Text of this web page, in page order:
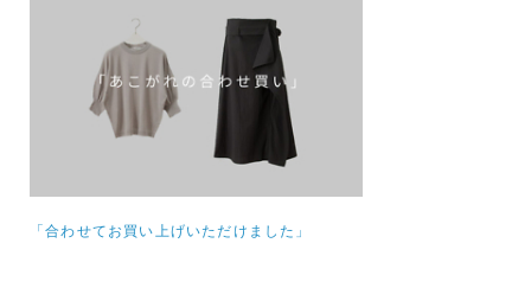
「合わせてお買い上げいただけました」